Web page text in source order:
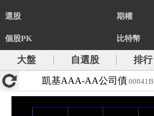
選股 期權
個股PK 比特幣
大盤 自選股 排行
凱基AAA-AA公司債 00841B